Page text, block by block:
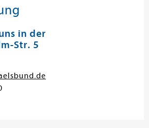
in der
Str. 5